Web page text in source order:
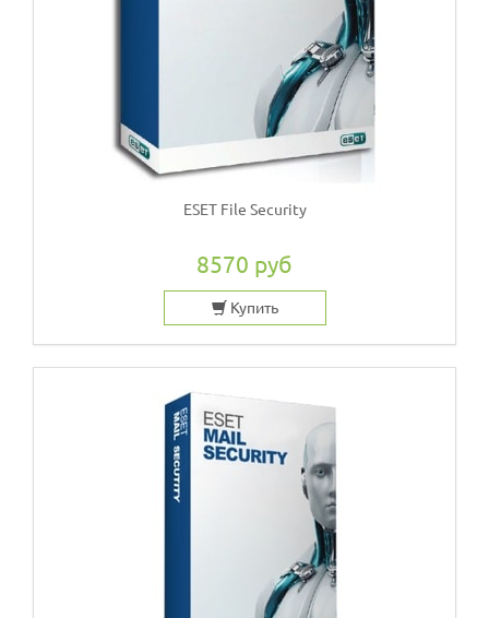
ESET File Security
8570 руб
Купить